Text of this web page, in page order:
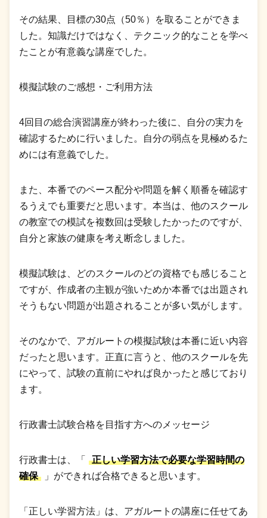
その結果、目標の30点（50％）を取ることができま
した。知識だけではなく、テクニック的なことを学べ
たことが有意義な講座でした。
模擬試験のご感想・ご利用方法
4回目の総合演習講座が終わった後に、自分の実力を
確認するために行いました。自分の弱点を見極めるた
めには有意義でした。
また、本番でのペース配分や問題を解く順番を確認す
るうえでも重要だと思います。本当は、他のスクール
の教室での模試を複数回は受験したかったのですが、
自分と家族の健康を考え断念しました。
模擬試験は、どのスクールのどの資格でも感じること
ですが、作成者の主観が強いためか本番では出題され
そうもない問題が出題されることが多い気がします。
そのなかで、アガルートの模擬試験は本番に近い内容
だったと思います。正直に言うと、他のスクールを先
にやって、試験の直前にやれば良かったと感じており
ます。
行政書士試験合格を目指す方へのメッセージ
行政書士は、「
正しい学習方法で必要な学習時間の
確保
」ができれば合格できると思います。
「正しい学習方法」は、アガルートの講座に任せてあ